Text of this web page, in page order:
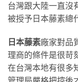
台灣跟大陸一直沒
被授予日本藤素總
日本藤素廠家對品
理商的條件是很苛
在台灣本地有很多